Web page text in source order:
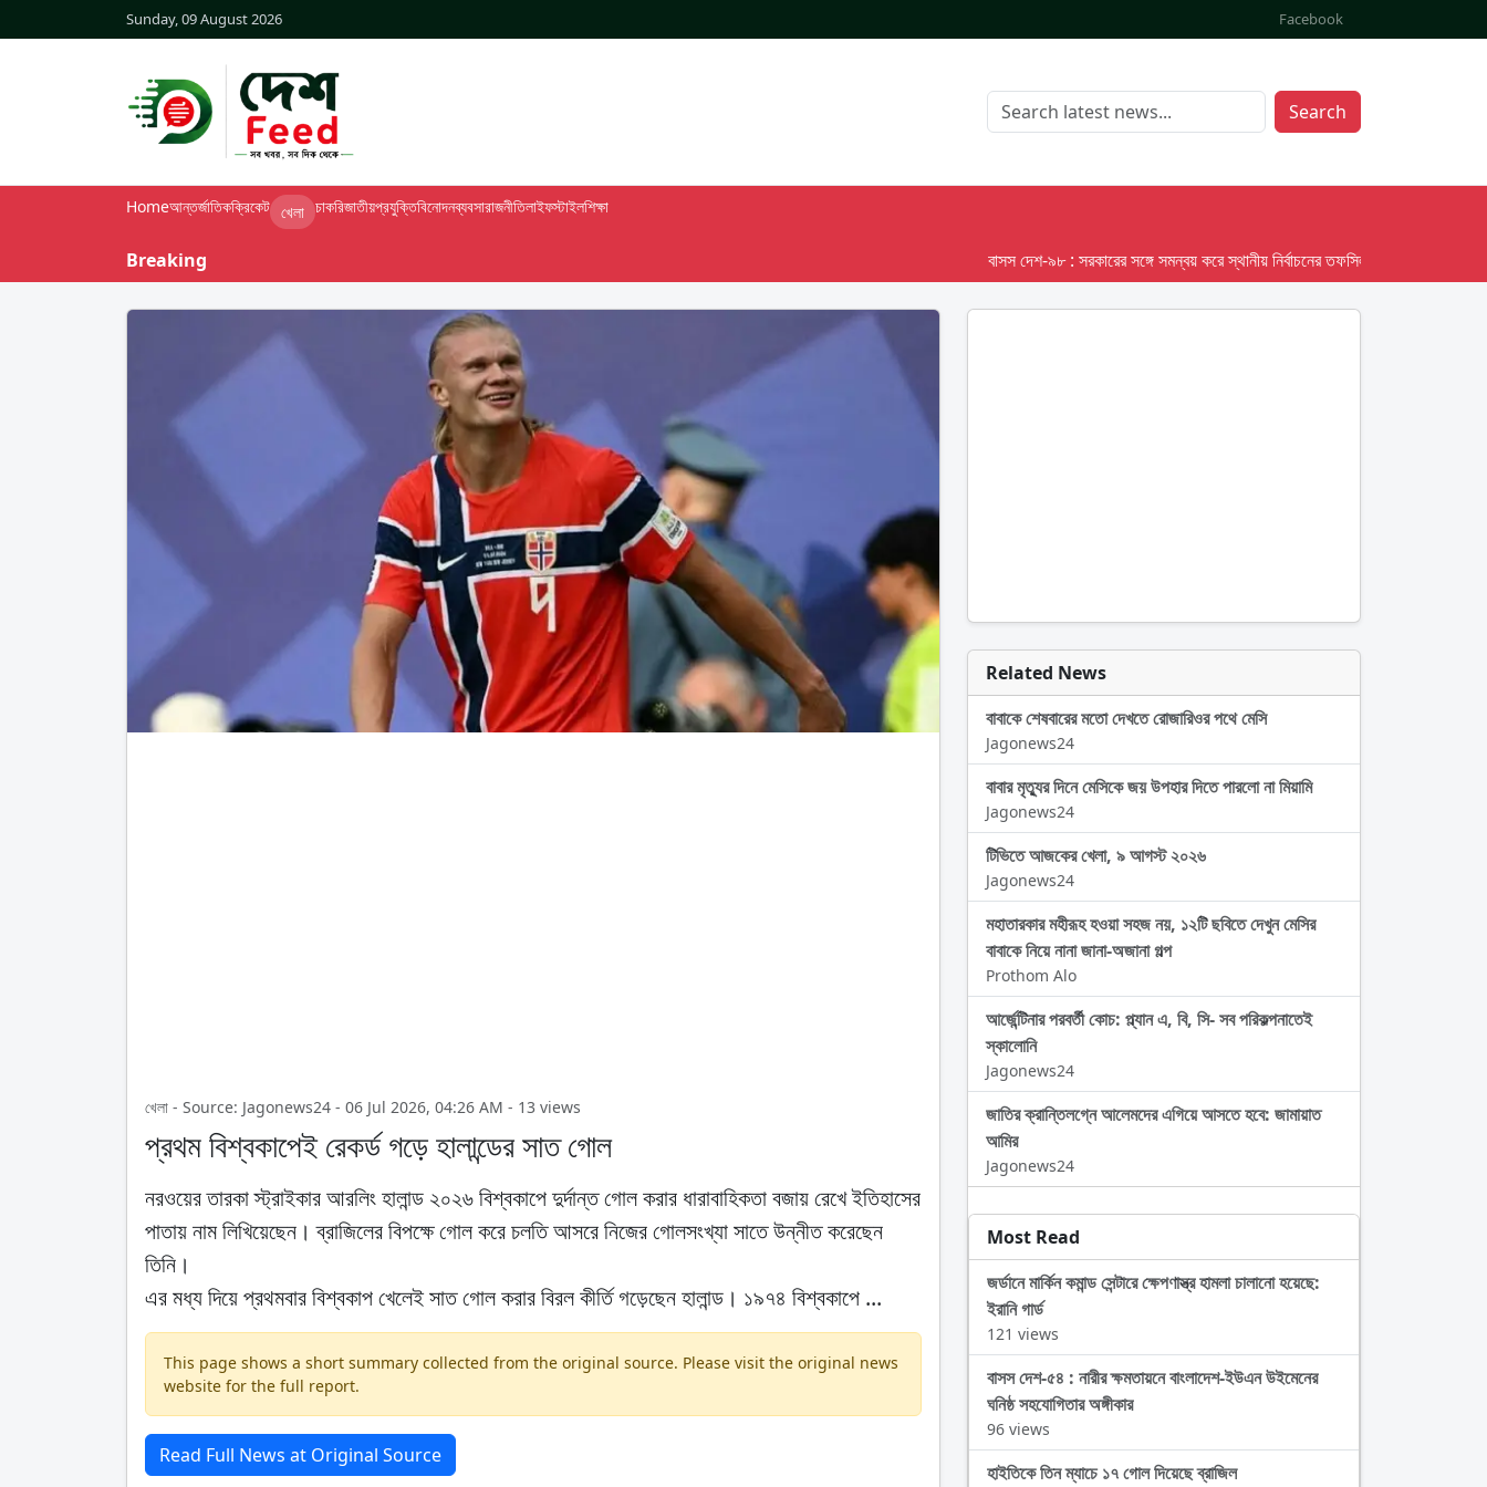
Sunday, 09 August 2026 Facebook
Search
Homeআন্তর্জাতিকক্রিকেট খেলা চাকরিজাতীয়প্রযুক্তিবিনোদনব্যবসারাজনীতিলাইফস্টাইলশিক্ষা
Breaking বাসস দেশ-৯৮ : সরকারের সঙ্গে সমন্বয় করে স্থানীয় নির্বাচনের তফসিল দেবে ইসি; অক্টোবর লক্ষ্য
খেলা - Source: Jagonews24 - 06 Jul 2026, 04:26 AM - 13 views
প্রথম বিশ্বকাপেই রেকর্ড গড়ে হালান্ডের সাত গোল
নরওয়ের তারকা স্ট্রাইকার আরলিং হালান্ড ২০২৬ বিশ্বকাপে দুর্দান্ত গোল করার ধারাবাহিকতা বজায় রেখে ইতিহাসের
পাতায় নাম লিখিয়েছেন। ব্রাজিলের বিপক্ষে গোল করে চলতি আসরে নিজের গোলসংখ্যা সাতে উন্নীত করেছেন
তিনি।
এর মধ্য দিয়ে প্রথমবার বিশ্বকাপ খেলেই সাত গোল করার বিরল কীর্তি গড়েছেন হালান্ড। ১৯৭৪ বিশ্বকাপে ...
This page shows a short summary collected from the original source. Please visit the original news
website for the full report.
Read Full News at Original Source
Related News
বাবাকে শেষবারের মতো দেখতে রোজারিওর পথে মেসি
Jagonews24
বাবার মৃত্যুর দিনে মেসিকে জয় উপহার দিতে পারলো না মিয়ামি
Jagonews24
টিভিতে আজকের খেলা, ৯ আগস্ট ২০২৬
Jagonews24
মহাতারকার মহীরূহ হওয়া সহজ নয়, ১২টি ছবিতে দেখুন মেসির
বাবাকে নিয়ে নানা জানা-অজানা গল্প
Prothom Alo
আর্জেন্টিনার পরবর্তী কোচ: প্ল্যান এ, বি, সি- সব পরিকল্পনাতেই
স্কালোনি
Jagonews24
জাতির ক্রান্তিলগ্নে আলেমদের এগিয়ে আসতে হবে: জামায়াত
আমির
Jagonews24
Most Read
জর্ডানে মার্কিন কমান্ড সেন্টারে ক্ষেপণাস্ত্র হামলা চালানো হয়েছে:
ইরানি গার্ড
121 views
বাসস দেশ-৫৪ : নারীর ক্ষমতায়নে বাংলাদেশ-ইউএন উইমেনের
ঘনিষ্ঠ সহযোগিতার অঙ্গীকার
96 views
হাইতিকে তিন ম্যাচে ১৭ গোল দিয়েছে ব্রাজিল